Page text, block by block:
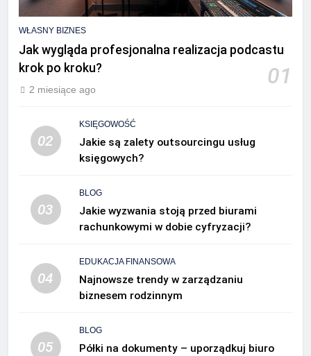
WŁASNY BIZNES
Jak wygląda profesjonalna realizacja podcastu
krok po kroku?
01
2 miesiące ago
02
KSIĘGOWOŚĆ
Jakie są zalety outsourcingu usług
księgowych?
03
BLOG
Jakie wyzwania stoją przed biurami
rachunkowymi w dobie cyfryzacji?
04
EDUKACJA FINANSOWA
Najnowsze trendy w zarządzaniu
biznesem rodzinnym
05
BLOG
Półki na dokumenty – uporządkuj biuro